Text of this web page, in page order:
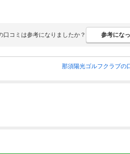
口コミは参考になりましたか？ 参考にな
那須陽光ゴルフクラブの